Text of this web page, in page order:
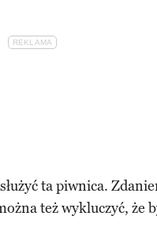
ta piwnica.
też wykluczyć, że